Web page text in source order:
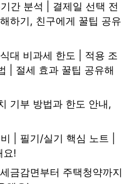
간 분석 | 결제일 선택 전
하기, 친구에게 꿀팁 공유
대 비과세 한도 | 적용 조
| 절세 효과 꿀팁 공유해
기부 방법과 한도 안내,
| 필기/실기 핵심 노트 |
요!
금감면부터 주택청약까지